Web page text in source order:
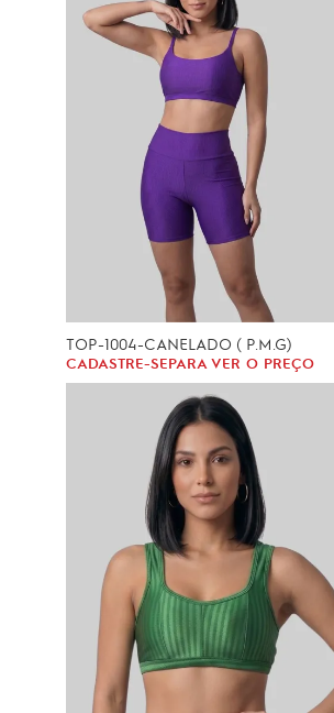
TOP-1004-CANELADO ( P.M.G)
CADASTRE-SEPARA VER O PREÇO